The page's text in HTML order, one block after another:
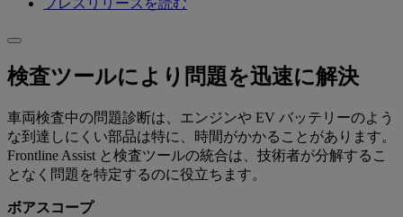
‌プレスリリースを読む
検査ツールにより問題を迅速に解決
車両検査中の問題診断は、エンジンや EV バッテリーのよう
な到達しにくい部品は特に、時間がかかることがあります。
Frontline Assist と検査ツールの統合は、技術者が分解するこ
となく問題を特定するのに役立ちます。
ボアスコープ